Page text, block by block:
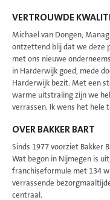
VERTROUWDE
Michael van Dongen,
ontzettend blij dat we deze
met ons nieuwe
in Harderwijk goed, mede
Harderwijk bezit. Met een
warme uitstraling zijn we
verrassen. Ik wens het hele
OVER BAKKER BART
Sinds 1977 voorziet Bakker
Wat begon in Nijmegen is
franchiseformule met 134
verrassende
centraal.